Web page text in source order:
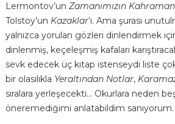
Lermontov’un Zamanımızın
Tolstoy’un Kazaklar’ı. Ama şurası
yalnızca yorulan gözleri dinlendirmek
dinlenmiş, keçeleşmiş kafaları
sevk edecek üç kitap istenseydi liste
bir olasılıkla Yeraltından Notlar,
sıralara yerleşecekti… Okurlara neden
öneremediğimi anlatabildim sanıyorum.